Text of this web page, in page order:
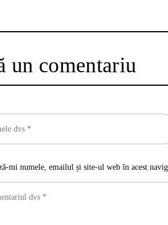
un comentariu
mi numele, emailul și site-ul web în acest